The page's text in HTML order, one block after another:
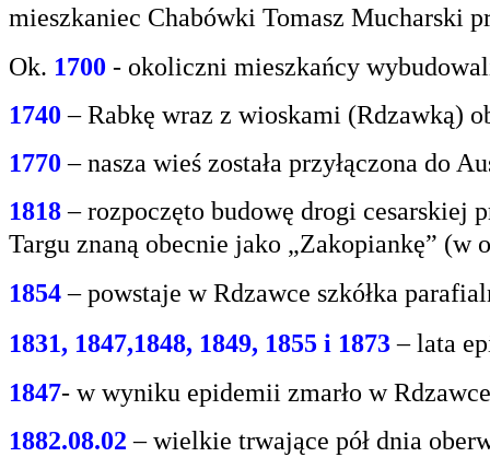
mieszkaniec Chabówki Tomasz Mucharski
Ok. 1700 - okoliczni mieszkańcy
1740 – Rabkę wraz z wioskami (Rdzawką)
1770 – nasza wieś została przyłączona do
1818– rozpoczęto budowę drogi cesarskiej
Targu znaną obecnie jako „Zakopiankę” (w
1854 – powstaje w Rdzawce szkółka
1831, 1847,1848, 1849, 1855 i 1873 – lata
1847- w wyniku epidemii zmarło w
1882.08.02 – wielkie trwające pół dnia